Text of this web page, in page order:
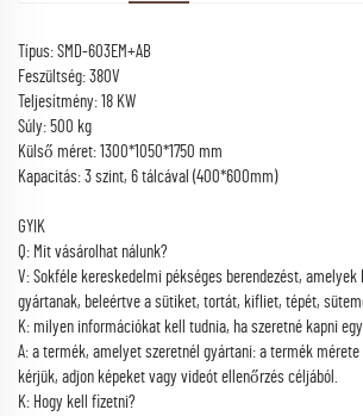
Típus: SMD-603EM+AB
Feszültség: 380V
Teljesítmény: 18 KW
Súly: 500 kg
Külső méret: 1300*1050*1750 mm
Kapacitás: 3 szint, 6 tálcával (400*600mm)
GYIK
Q: Mit vásárolhat nálunk?
V: Sokféle kereskedelmi pékséges berendezést,
gyártanak, beleértve a sütiket, tortát, kifliet, tépét,
K: milyen információkat kell tudnia, ha szeretné kapni
A: a termék, amelyet szeretnél gyártani: a termék mérete
kérjük, adjon képeket vagy videót ellenőrzés céljából.
K: Hogy kell fizetni?